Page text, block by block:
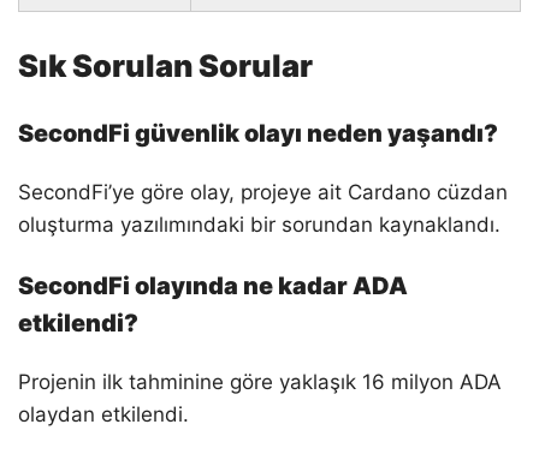
Sık Sorulan Sorular
SecondFi güvenlik olayı neden yaşandı?
SecondFi’ye göre olay, projeye ait Cardano cüzdan
oluşturma yazılımındaki bir sorundan kaynaklandı.
SecondFi olayında ne kadar ADA
etkilendi?
Projenin ilk tahminine göre yaklaşık 16 milyon ADA
olaydan etkilendi.